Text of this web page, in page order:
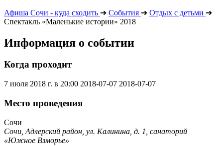
Афиша Сочи - куда сходить ➔ События ➔ Отдых с детьми ➔
Спектакль «Маленькие истории» 2018
Информация о событии
Когда проходит
7 июля 2018 г. в 20:00 2018-07-07 2018-07-07
Место проведения
Сочи
Сочи, Адлерский район, ул. Калинина, д. 1, санаторий
«Южное Взморье»